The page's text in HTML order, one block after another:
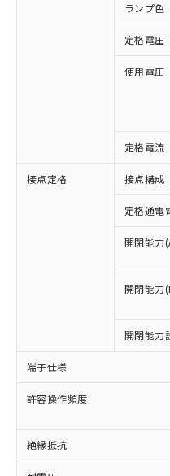
ランプ色
定格電圧
使用電圧
定格電流
接点定格 接点構成
定格通電
開閉能力
開閉能力
開閉能力
端子仕様
許容操作頻度
絶縁抵抗
以下の条件をお読
本サービス
商品の当社
(税抜)を提
本サービス
ことをご了
在庫状況お
記載してい
タに基づき
覧された時
対応済み：EU
非含有に対応した
対応予定：EU
有に対応した製品
対応予定なし：
非含有に非対応の
調査・確認中：
非含有の対応状況
非該当品：ライセ
害物質有無と関係
仕入先様の事情に
いたものが、含有
むを得ず変更する
鉛(Pb) 1000ppm以下、
六価クロム(Cr(Ⅵ))
※1 中国
「○」：最大均質
基準値以下である
「×」：最大均質
基準値を超えてい
「－」：未確認で
*中国RoHS10物質の基
Pb(鉛) :1000ppm、
当社は、こ
為替および
（以下｢規制
または国外
国政府の輸
可)を取得す